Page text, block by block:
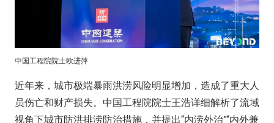
中国工程院院士欧进萍
近年来，城市极端暴雨洪涝风险明显增加，造成了重大人
员伤亡和财产损失。中国工程院院士王浩详细解析了流域
视角下城市防洪排涝防治措施，并提出“内涝外治”“内外兼